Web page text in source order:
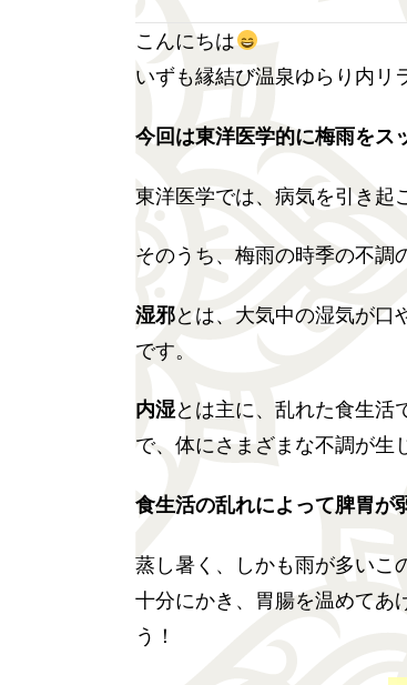
こんにちは
いずも縁結び温泉ゆらり内リ
今回は東洋医学的に梅雨をス
東洋医学では、病気を引き起
そのうち、梅雨の時季の不調
湿邪とは、大気中の湿気が口
です。
内湿とは主に、乱れた食生活
で、体にさまざまな不調が生
食生活の乱れによって脾胃が
蒸し暑く、しかも雨が多いこ
十分にかき、胃腸を温めてあ
う！